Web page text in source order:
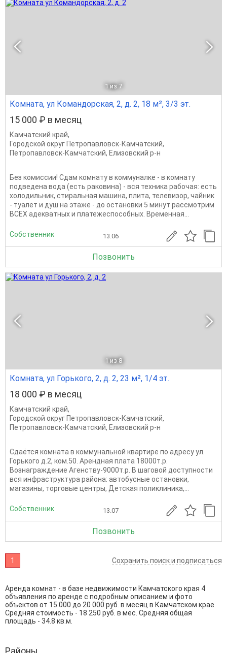
1 из 7
Комната, ул Командорская, 2, д. 2, 18 м², 3/3 эт.
15 000 ₽ в месяц
Камчатский край,
Городской округ Петропавловск-Камчатский,
Петропавловск-Камчатский, Елизовский р-н
Без комиссии! Сдам комнату в коммуналке - в комнату
подведена вода (есть раковина) - вся техника рабочая: есть
холодильник, стиральная машина, плита, телевизор, чайник
- туалет и душ на этаже - до остановки 5 минут рассмотрим
ВСЕХ адекватных и платежеспособных. Временная...
Собственник 13.06
Позвонить
1 из 8
Комната, ул Горького, 2, д. 2, 23 м², 1/4 эт.
18 000 ₽ в месяц
Камчатский край,
Городской округ Петропавловск-Камчатский,
Петропавловск-Камчатский, Елизовский р-н
Сдаётся комната в коммунальной квартире по адресу ул.
Горького д.2, ком.50. Арендная плата 18000т.р.
Вознаграждение Агенству-9000т.р. В шаговой доступности
вся инфраструктура района: автобусные остановки,
магазины, торговые центры, Детская поликлиника,...
Собственник 13.07
Позвонить
1 Сохранить поиск и подписаться
Аренда комнат - в базе недвижимости Камчатского края 4
объявления по аренде с подробным описанием и фото
объектов от 15 000 до 20 000 руб. в месяц в Камчатском крае.
Средняя стоимость - 18 250 руб. в мес. Средняя общая
площадь - 34.8 кв.м.
Районы